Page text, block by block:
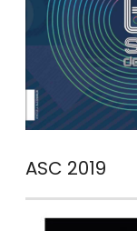
ASC 2019